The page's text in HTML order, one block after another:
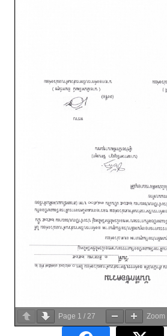
Page 1 / 27 Zoom